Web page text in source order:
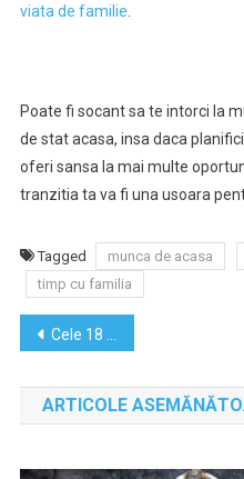
viata de familie
Poate fi socant sa te intorci la
de stat acasa, insa daca
oferi sansa la mai multe
tranzitia ta va fi una usoara
Tagged munca de acasa
timp cu familia
Navigare
în
articole
Cele 18 reguli de viata de la Dalai Lama
ARTICOLE